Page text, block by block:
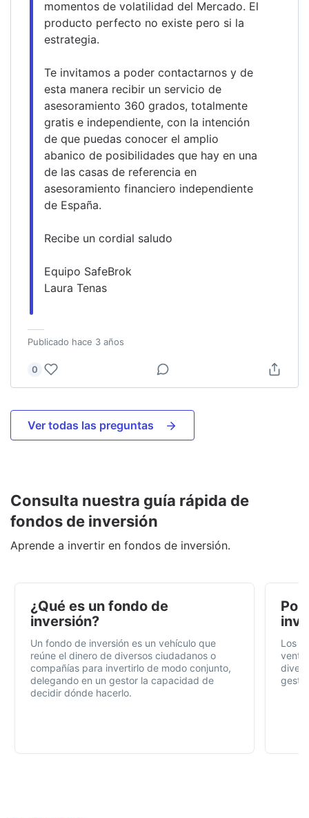
momentos de volatilidad del Mercado. El
producto perfecto no existe pero si la
estrategia.
Te invitamos a poder contactarnos y de
esta manera recibir un servicio de
asesoramiento 360 grados, totalmente
gratis e independiente, con la intención
de que puedas conocer el amplio
abanico de posibilidades que hay en una
de las casas de referencia en
asesoramiento financiero independiente
de España.
Recibe un cordial saludo
Equipo SafeBrok
Laura Tenas
Publicado hace 3 años
0
Ver todas las preguntas
Consulta nuestra guía rápida de
fondos de inversión
Aprende a invertir en fondos de inversión.
¿Qué es un fondo de
inversión?
Un fondo de inversión es un vehículo que
reúne el dinero de diversos ciudadanos o
compañías para invertirlo de modo conjunto,
delegando en un gestor la capacidad de
decidir dónde hacerlo.
Por
Los